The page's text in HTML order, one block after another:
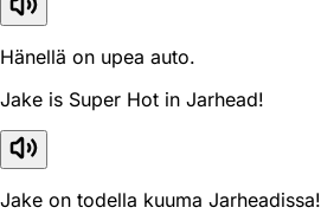
Hänellä on upea auto.
Jake is Super Hot in Jarhead!
Jake on todella kuuma Jarheadissa!